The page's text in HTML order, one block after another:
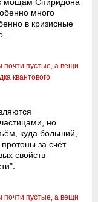
много
в кризисные
почти пустые, а вещи
квантового
но
куда больший,
за счёт
свойств
почти пустые, а вещи